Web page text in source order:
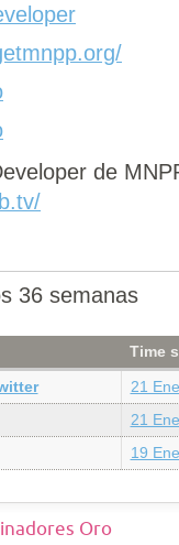
de
36 semanas
Time
21
21
19
Oro